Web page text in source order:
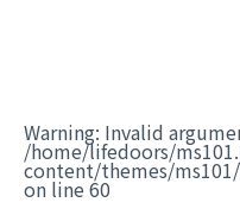
Warning: Invalid
/home/lifedoors/
content/themes/
on line 60